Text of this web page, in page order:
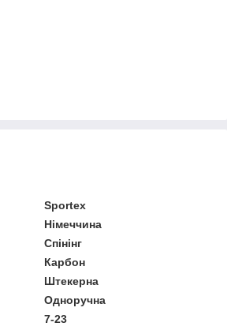
Sportex
Німеччина
Спінінг
Карбон
Штекерна
Одноручна
7-23